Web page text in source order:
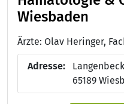
Wiesbaden
Adresse:
65189